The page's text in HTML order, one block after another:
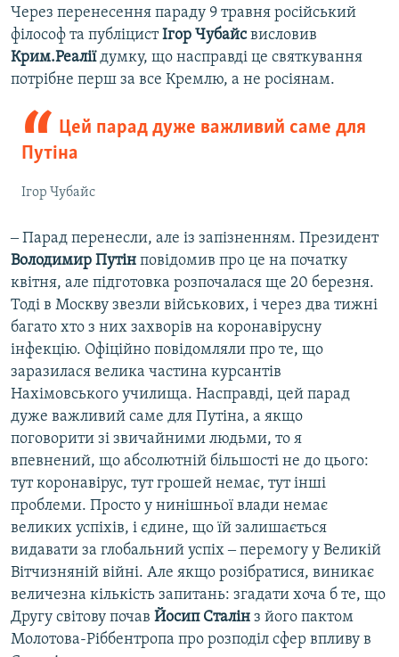
Через перенесення параду 9 травня російський
філософ та публіцистІгор Чубайсвисловив
Крим.Реаліїдумку, що насправді це святкування
потрібне перш за все Кремлю, а не росіянам.
Цей парад дуже важливий саме для
Путіна
Ігор Чубайс
‒ Парад перенесли, але із запізненням. Президент
Володимир Путін повідомив про це на початку
квітня, але підготовка розпочалася ще 20 березня.
Тоді в Москву звезли військових, і через два тижні
багато хто з них захворів на коронавірусну
інфекцію. Офіційно повідомляли про те, що
заразилася велика частина курсантів
Нахімовського училища. Насправді, цей парад
дуже важливий саме для Путіна, а якщо
поговорити зі звичайними людьми, то я
впевнений, що абсолютній більшості не до цього:
тут коронавірус, тут грошей немає, тут інші
проблеми. Просто у нинішньої влади немає
великих успіхів, і єдине, що їй залишається
видавати за глобальний успіх ‒ перемогу у Великій
Вітчизняній війні. Але якщо розібратися, виникає
величезна кількість запитань: згадати хоча б те, що
Другу світову почав Йосип Сталін з його пактом
Молотова-Ріббентропа про розподіл сфер впливу в